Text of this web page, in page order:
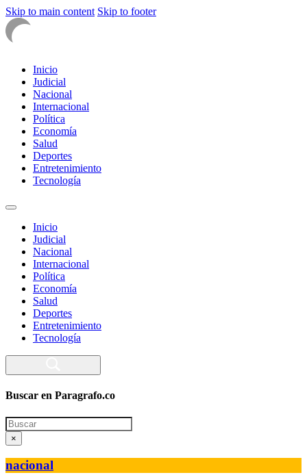
Skip to main content Skip to footer
Inicio
Judicial
Nacional
Internacional
Política
Economía
Salud
Deportes
Entretenimiento
Tecnología
Inicio
Judicial
Nacional
Internacional
Política
Economía
Salud
Deportes
Entretenimiento
Tecnología
Buscar en Paragrafo.co
Search
×
nacional